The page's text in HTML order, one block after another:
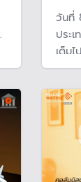
วันที่
ประ
เต็ม
ตึงเ